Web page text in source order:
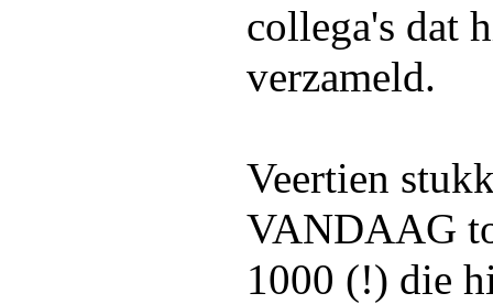
collega's dat
verzameld.
Veertien
VANDAAG
1000 (!) die